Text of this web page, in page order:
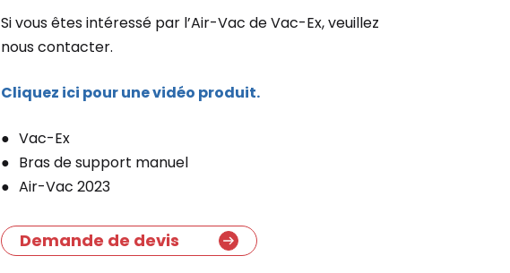
Si vous êtes intéressé par l’Air-Vac de Vac-Ex, veuillez
nous contacter.
Cliquez ici pour une vidéo produit.
Vac-Ex
Bras de support manuel
Air-Vac 2023
Demande de devis